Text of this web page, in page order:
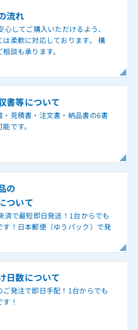
流れ
心してご購入いただけるよう、
は柔軟に対応しております。 構
談も承ります。
書等について
・見積書・注文書・納品書の6書
です。
の
ついて
済で最短即日発送！1台からでも
す！日本郵便（ゆうパック）で発
日数について
ご発注で即日手配！1台からでも
！